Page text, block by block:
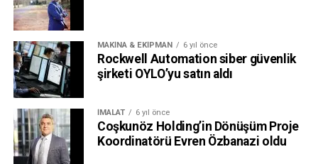
MAKINA & EKIPMAN 6 yıl önce
Rockwell Automation siber güvenlik
şirketi OYLO’yu satın aldı
İMALAT 6 yıl önce
Coşkunöz Holding’in Dönüşüm Proje
Koordinatörü Evren Özbanazi oldu